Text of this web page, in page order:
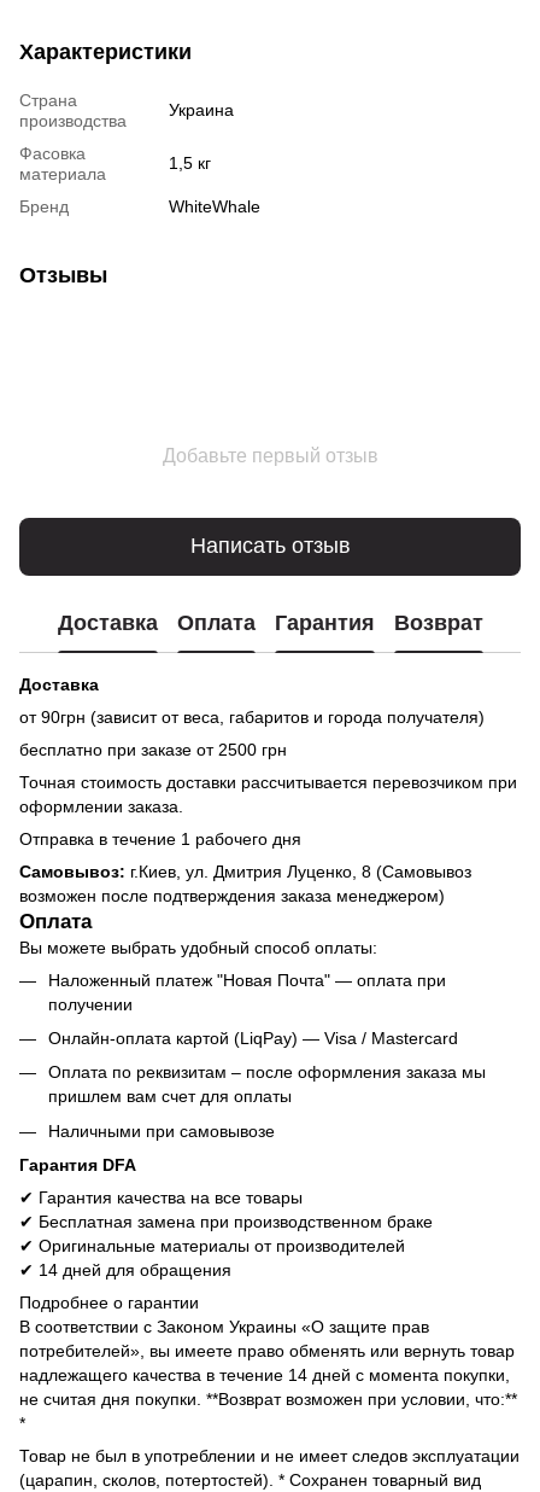
Характеристики
Страна
производства
Украина
Фасовка
материала
1,5 кг
Бренд WhiteWhale
Отзывы
Добавьте первый отзыв
Написать отзыв
Доставка Оплата Гарантия Возврат
Доставка
от 90грн (зависит от веса, габаритов и города получателя)
бесплатно при заказе от 2500 грн
Точная стоимость доставки рассчитывается перевозчиком при
оформлении заказа.
Отправка в течение 1 рабочего дня
Самовывоз: г.Киев, ул. Дмитрия Луценко, 8 (Самовывоз
возможен после подтверждения заказа менеджером)
Оплата
Вы можете выбрать удобный способ оплаты:
Наложенный платеж "Новая Почта" — оплата при
получении
Онлайн-оплата картой (LiqPay) — Visa / Mastercard
Оплата по реквизитам – после оформления заказа мы
пришлем вам счет для оплаты
Наличными при самовывозе
Гарантия DFA
✔ Гарантия качества на все товары
✔ Бесплатная замена при производственном браке
✔ Оригинальные материалы от производителей
✔ 14 дней для обращения
Подробнее о гарантии
В соответствии с Законом Украины «О защите прав
потребителей», вы имеете право обменять или вернуть товар
надлежащего качества в течение 14 дней с момента покупки,
не считая дня покупки. **Возврат возможен при условии, что:**
*
Товар не был в употреблении и не имеет следов эксплуатации
(царапин, сколов, потертостей). * Сохранен товарный вид